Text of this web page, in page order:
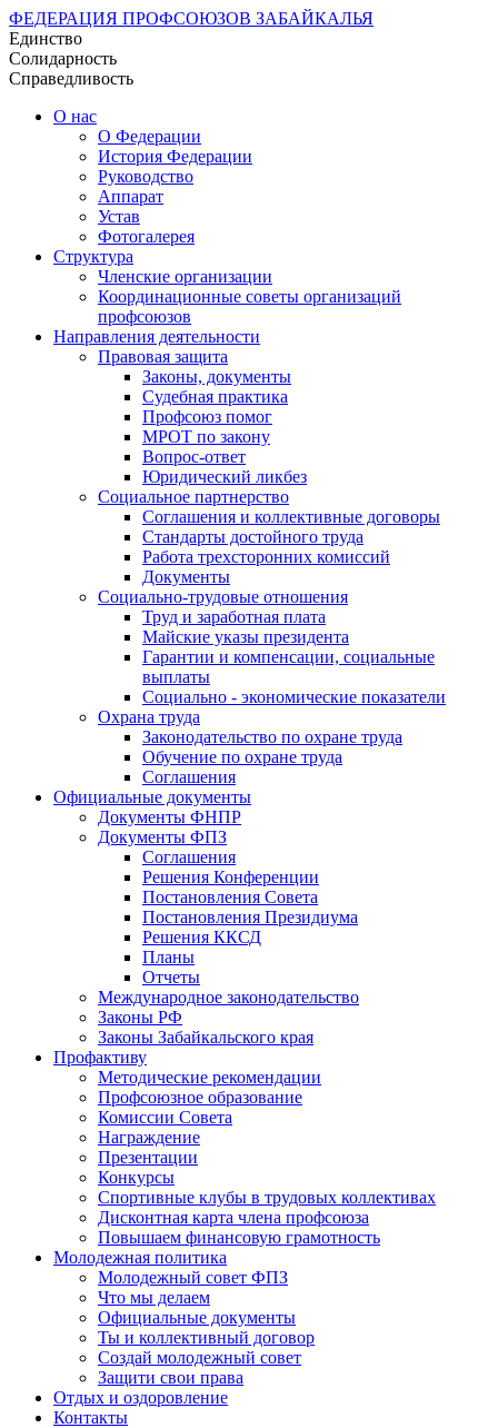
ФЕДЕРАЦИЯ ПРОФСОЮЗОВ ЗАБАЙКАЛЬЯ
Единство
Солидарность
Справедливость
О нас
О Федерации
История Федерации
Руководство
Аппарат
Устав
Фотогалерея
Структура
Членские организации
Координационные советы организаций
профсоюзов
Направления деятельности
Правовая защита
Законы, документы
Судебная практика
Профсоюз помог
МРОТ по закону
Вопрос-ответ
Юридический ликбез
Социальное партнерство
Соглашения и коллективные договоры
Стандарты достойного труда
Работа трехсторонних комиссий
Документы
Социально-трудовые отношения
Труд и заработная плата
Майские указы президента
Гарантии и компенсации, социальные
выплаты
Социально - экономические показатели
Охрана труда
Законодательство по охране труда
Обучение по охране труда
Соглашения
Официальные документы
Документы ФНПР
Документы ФПЗ
Соглашения
Решения Конференции
Постановления Совета
Постановления Президиума
Решения ККСД
Планы
Отчеты
Международное законодательство
Законы РФ
Законы Забайкальского края
Профактиву
Методические рекомендации
Профсоюзное образование
Комиссии Совета
Награждение
Презентации
Конкурсы
Спортивные клубы в трудовых коллективах
Дисконтная карта члена профсоюза
Повышаем финансовую грамотность
Молодежная политика
Молодежный совет ФПЗ
Что мы делаем
Официальные документы
Ты и коллективный договор
Создай молодежный совет
Защити свои права
Отдых и оздоровление
Контакты